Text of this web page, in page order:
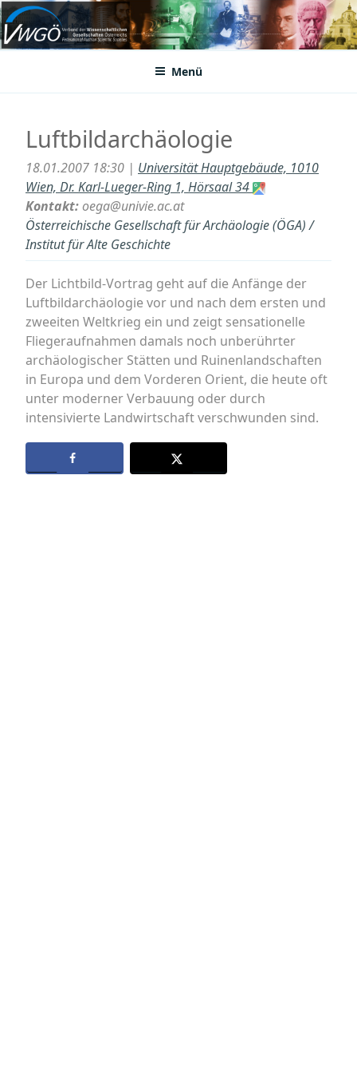
Zum
Inhalt
springenVWGÖ
Federation of Austrian Scientific Societies
Menü
Luftbildarchäologie
18.01.2007 18:30 | Universität Hauptgebäude, 1010
Wien, Dr. Karl-Lueger-Ring 1, Hörsaal 34
Kontakt:oega@univie.ac.at
Österreichische Gesellschaft für Archäologie (ÖGA) /
Institut für Alte Geschichte
Der Lichtbild-Vortrag geht auf die Anfänge der
Luftbildarchäologie vor und nach dem ersten und
zweeiten Weltkrieg ein und zeigt sensationelle
Fliegeraufnahmen damals noch unberührter
archäologischer Stätten und Ruinenlandschaften
in Europa und dem Vorderen Orient, die heute oft
unter moderner Verbauung oder durch
intensivierte Landwirtschaft verschwunden sind.